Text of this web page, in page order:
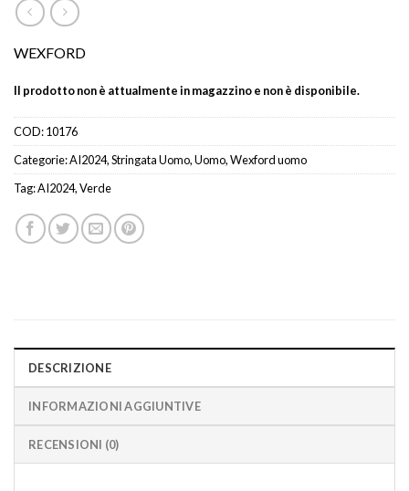
WEXFORD
Il prodotto non è attualmente in magazzino e non è disponibile.
COD:10176
Categorie:AI2024,Stringata Uomo,Uomo,Wexford uomo
Tag:AI2024,Verde
DESCRIZIONE
INFORMAZIONI AGGIUNTIVE
RECENSIONI (0)